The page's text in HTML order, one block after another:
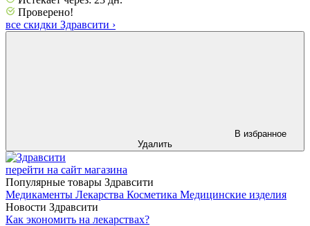
Проверено!
все скидки Здравсити ›
В избранное
Удалить
перейти на сайт магазина
Популярные товары Здравсити
Медикаменты Лекарства Косметика Медицинские изделия
Новости Здравсити
Как экономить на лекарствах?